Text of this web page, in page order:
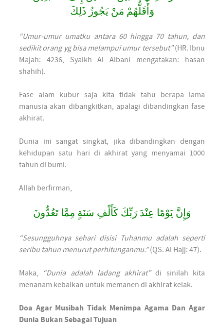
وَأَقَلُّهُمْ مَنْ يَجُوزُ ذَلِكَ
“Umur-umur umatku antara 60 hingga 70 tahun, dan
sedikit orang yg bisa melampui umur tersebut”(HR. Ibnu
Majah: 4236, Syaikh Al Albani mengatakan: hasan
shahih).
Fase alam kubur saja kita tidak tahu berapa lama
manusia akan dibangkitkan, apalagi dibandingkan fase
akhirat.
Dunia ini sangat singkat, jika dibandingkan dengan
kehidupan satu hari di akhirat yang menyamai 1000
tahun di bumi.
Allah berfirman,
ﻭَﺇِﻥَّ ﻳَﻮْﻣًﺎ ﻋِﻨْﺪَ ﺭَﺑِّﻚَ ﻛَﺄَﻟْﻒِ ﺳَﻨَﺔٍ ﻣِﻤَّﺎ ﺗَﻌُﺪُّﻭﻥَ
“Sesungguhnya sehari disisi Tuhanmu adalah seperti
seribu tahun menurut perhitunganmu.”(QS. Al Hajj: 47).
Maka, “Dunia adalah ladang akhirat”di sinilah kita
menanam kebaikan untuk memanen di akhirat kelak.
Doa Agar Musibah Tidak Menimpa Agama Dan Agar
Dunia Bukan Sebagai Tujuan